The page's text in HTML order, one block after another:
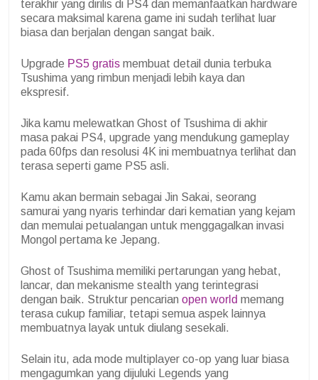
terakhir yang dirilis di PS4 dan memanfaatkan hardware
secara maksimal karena game ini sudah terlihat luar
biasa dan berjalan dengan sangat baik.
Upgrade PS5 gratis membuat detail dunia terbuka
Tsushima yang rimbun menjadi lebih kaya dan
ekspresif.
Jika kamu melewatkan Ghost of Tsushima di akhir
masa pakai PS4, upgrade yang mendukung gameplay
pada 60fps dan resolusi 4K ini membuatnya terlihat dan
terasa seperti game PS5 asli.
Kamu akan bermain sebagai Jin Sakai, seorang
samurai yang nyaris terhindar dari kematian yang kejam
dan memulai petualangan untuk menggagalkan invasi
Mongol pertama ke Jepang.
Ghost of Tsushima memiliki pertarungan yang hebat,
lancar, dan mekanisme stealth yang terintegrasi
dengan baik. Struktur pencarian open world memang
terasa cukup familiar, tetapi semua aspek lainnya
membuatnya layak untuk diulang sesekali.
Selain itu, ada mode multiplayer co-op yang luar biasa
mengagumkan yang dijuluki Legends yang